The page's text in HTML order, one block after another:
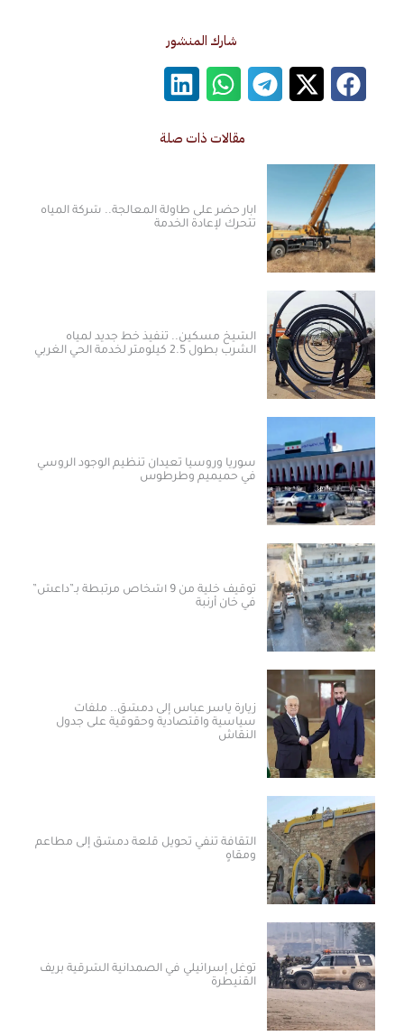
شارك المنشور
مقالات ذات صلة
آبار حضر على طاولة المعالجة.. شركة المياه
تتحرك لإعادة الخدمة
الشيخ مسكين.. تنفيذ خط جديد لمياه
الشرب بطول 2.5 كيلومتر لخدمة الحي الغربي
سوريا وروسيا تعيدان تنظيم الوجود الروسي
في حميميم وطرطوس
توقيف خلية من 9 أشخاص مرتبطة بـ”داعش”
في خان أرنبة
زيارة ياسر عباس إلى دمشق.. ملفات
سياسية واقتصادية وحقوقية على جدول
النقاش
الثقافة تنفي تحويل قلعة دمشق إلى مطاعم
ومقاهٍ
توغل إسرائيلي في الصمدانية الشرقية بريف
القنيطرة